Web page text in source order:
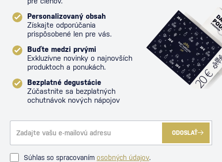
Personalizovaný obsah
Získajte odporúčania
prispôsobené len pre vás.
Buďte medzi prvými
Exkluzívne novinky o najnovších
produktoch a ponukách.
Bezplatné degustácie
Zúčastnite sa bezplatných
ochutnávok nových nápojov
ODOSLAŤ
Súhlas so spracovaním osobných údajov.